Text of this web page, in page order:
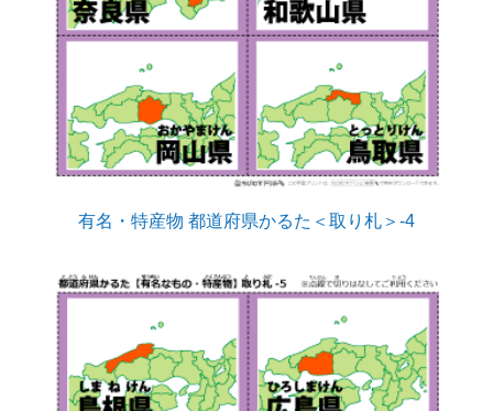
有名・特産物 都道府県かるた＜取り札＞-4